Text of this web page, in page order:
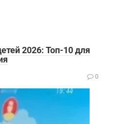
2026: Топ-10 для
0